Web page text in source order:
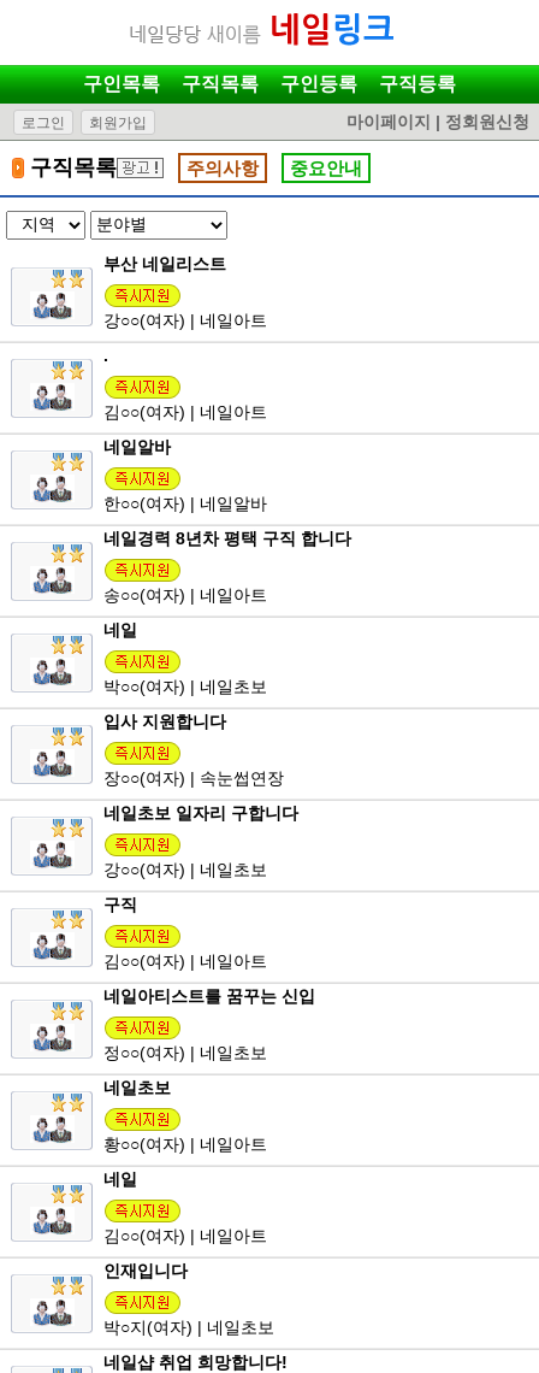
구인목록 구직목록 구인등록 구직등록
로그인 회원가입 마이페이지 | 정회원신청
구직목록 주의사항 중요안내
부산 네일리스트
강○○(여자) | 네일아트
.
김○○(여자) | 네일아트
네일알바
한○○(여자) | 네일알바
네일경력 8년차 평택 구직 합니다
송○○(여자) | 네일아트
네일
박○○(여자) | 네일초보
입사 지원합니다
장○○(여자) | 속눈썹연장
네일초보 일자리 구합니다
강○○(여자) | 네일초보
구직
김○○(여자) | 네일아트
네일아티스트를 꿈꾸는 신입
정○○(여자) | 네일초보
네일초보
황○○(여자) | 네일아트
네일
김○○(여자) | 네일아트
인재입니다
박○지(여자) | 네일초보
네일샵 취업 희망합니다!